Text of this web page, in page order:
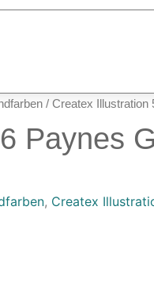
/ Createx Illustration
Paynes
, Createx